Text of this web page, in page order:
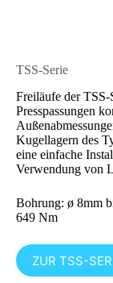
TSS-Serie
Freiläufe der
Presspassungen
Kugellagern des
eine einfache
Verwendung von
Bohrung: ø 8mm
649 Nm
ZUR TSS-